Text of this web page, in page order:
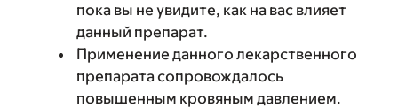
пока вы не увидите, как на вас влияет
данный препарат.
Применение данного лекарственного
препарата сопровождалось
повышенным кровяным давлением.